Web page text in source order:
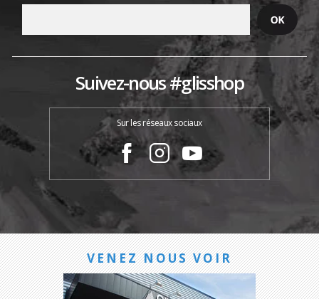
Suivez-nous #glisshop
Sur les réseaux sociaux
VENEZ NOUS VOIR